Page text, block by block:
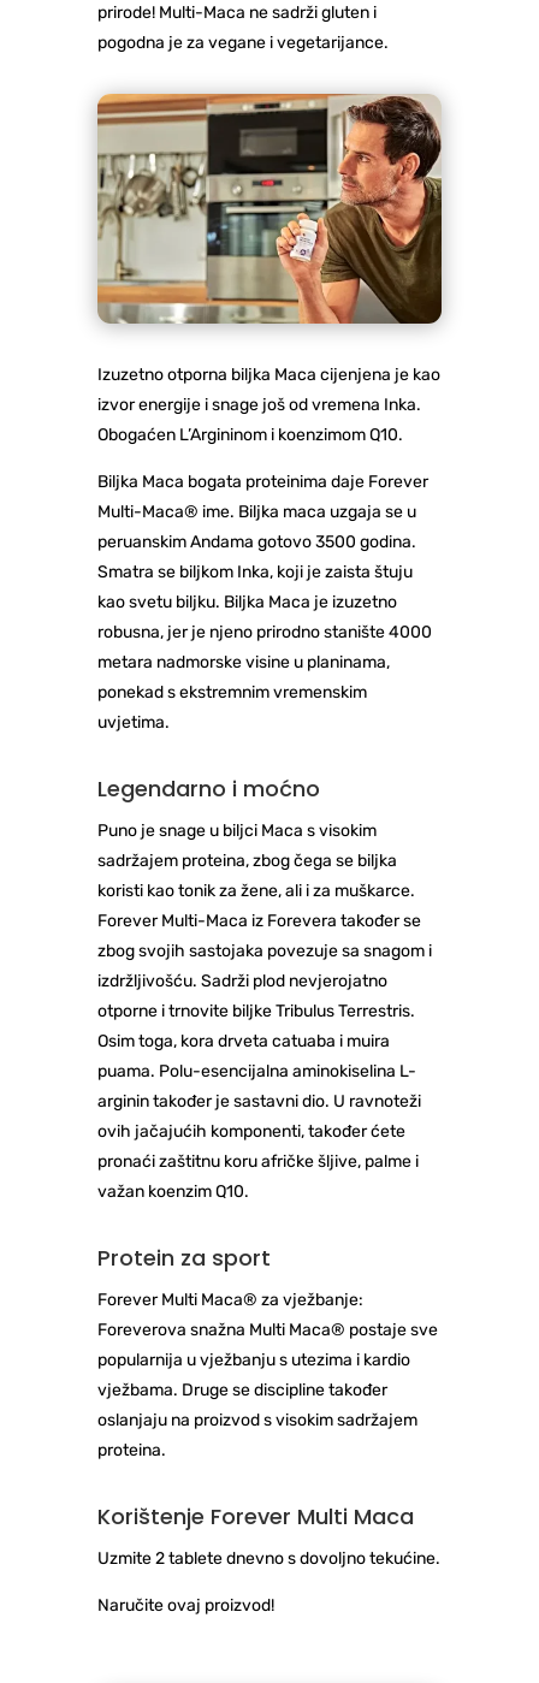
prirode! Multi-Maca ne sadrži gluten i
pogodna je za vegane i vegetarijance.
Izuzetno otporna biljka Maca cijenjena je kao
izvor energije i snage još od vremena Inka.
Obogaćen L’Argininom i koenzimom Q10.
Biljka Maca bogata proteinima daje Forever
Multi-Maca® ime. Biljka maca uzgaja se u
peruanskim Andama gotovo 3500 godina.
Smatra se biljkom Inka, koji je zaista štuju
kao svetu biljku. Biljka Maca je izuzetno
robusna, jer je njeno prirodno stanište 4000
metara nadmorske visine u planinama,
ponekad s ekstremnim vremenskim
uvjetima.
Legendarno i moćno
Puno je snage u biljci Maca s visokim
sadržajem proteina, zbog čega se biljka
koristi kao tonik za žene, ali i za muškarce.
Forever Multi-Maca iz Forevera također se
zbog svojih sastojaka povezuje sa snagom i
izdržljivošću. Sadrži plod nevjerojatno
otporne i trnovite biljke Tribulus Terrestris.
Osim toga, kora drveta catuaba i muira
puama. Polu-esencijalna aminokiselina L-
arginin također je sastavni dio. U ravnoteži
ovih jačajućih komponenti, također ćete
pronaći zaštitnu koru afričke šljive, palme i
važan koenzim Q10.
Protein za sport
Forever Multi Maca® za vježbanje:
Foreverova snažna Multi Maca® postaje sve
popularnija u vježbanju s utezima i kardio
vježbama. Druge se discipline također
oslanjaju na proizvod s visokim sadržajem
proteina.
Korištenje Forever Multi Maca
Uzmite 2 tablete dnevno s dovoljno tekućine.
Naručite ovaj proizvod!